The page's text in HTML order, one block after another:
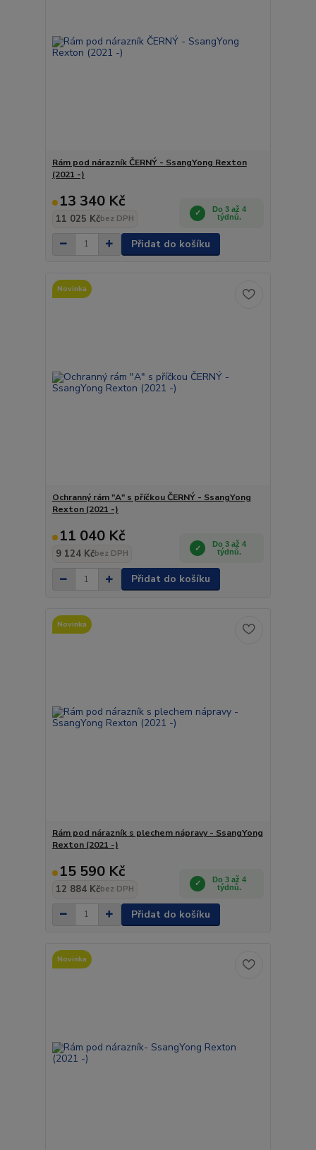
Rám pod nárazník ČERNÝ - SsangYong Rexton
(2021 -)
13 340 Kč
11 025 Kčbez DPH
Do 3 až 4
týdnů.
Přidat do košíku
Novinka
Ochranný rám "A" s příčkou ČERNÝ - SsangYong
Rexton (2021 -)
11 040 Kč
9 124 Kčbez DPH
Do 3 až 4
týdnů.
Přidat do košíku
Novinka
Rám pod nárazník s plechem nápravy - SsangYong
Rexton (2021 -)
15 590 Kč
12 884 Kčbez DPH
Do 3 až 4
týdnů.
Přidat do košíku
Novinka